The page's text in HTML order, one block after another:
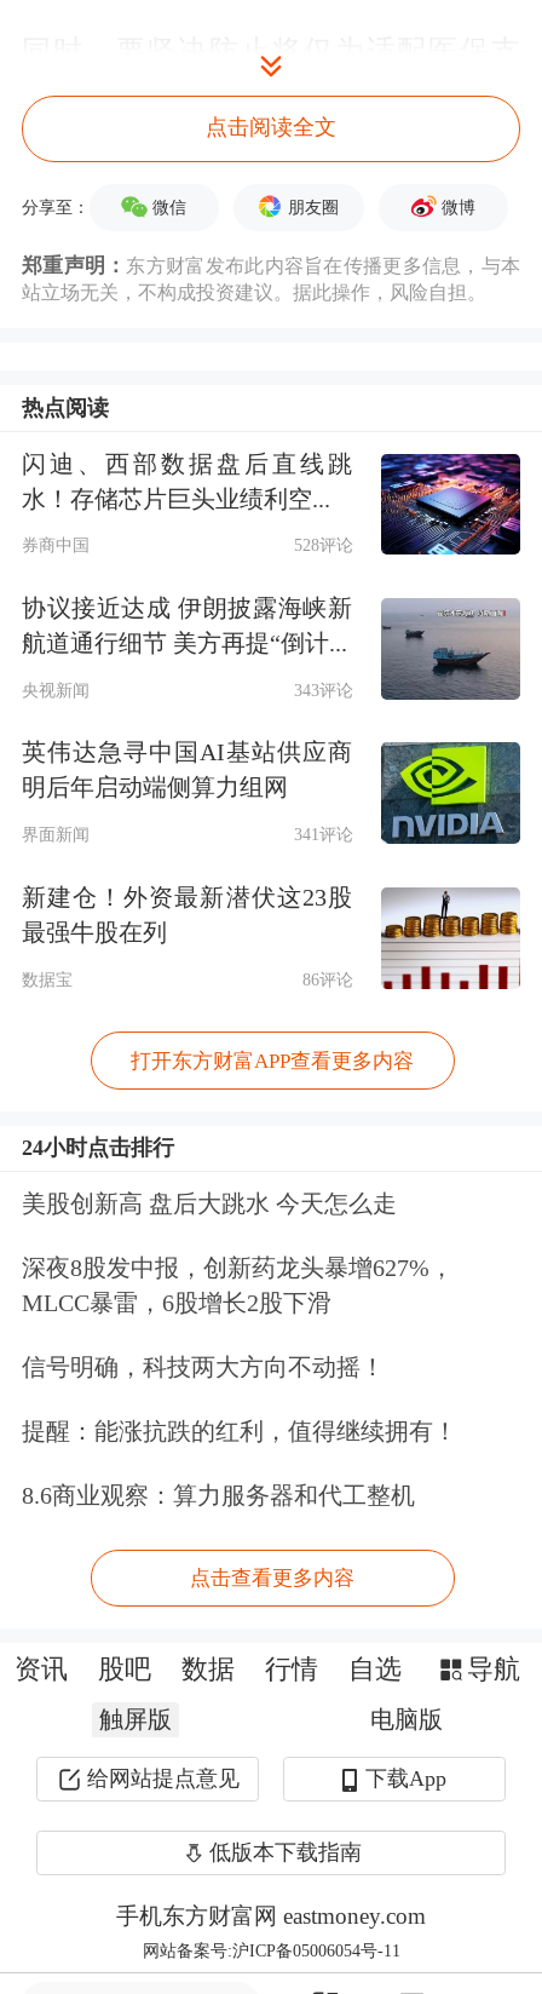
同时，要坚决防止将仅为适配医保支
付、无实际医疗价值或实际医疗价值较
低的“马甲产品”纳入白名单。各地制定
白名单时要充分听取行业主管部门以及
定点零售药店、参保人的意见并根据群
众需求和医药技术发展动态调整。
点零售药店的支付范围将按“白名单”管
理，名单内的可以支付；名单外的，则
不予支付。要求列入白名单的应是经药
售药店销售，并且与治疗密切相关、医
疗属性强、价格适宜的药品、医疗器械
同时，明确指出保健品、日常生活用
品、家具洁具、
家用电器
等非医疗用
品，牙膏牙刷牙线、面膜化妆品、隐形
眼镜、按摩设备、智能通讯计时设备以
及用于体育健身、养生保健等生活功能
为主、医疗附加值较低的器械耗材不得
纳入白名单。
奥优国际董事长张玥表示，此次《通
知》是医保基金监管从“事后查
处”向“事前规范”转变的标志性举措，
核心是回归“保基本”定位，开正门、堵
偏门，既守住基金安全底线，又充分保
中国医疗保险研究会公立医院医保管理
人账户起源于1998年职工医疗保险改
务费用、自主开展健康管理。然而，部
分地区因管理缺位异化为“消费账户”。
本次个人账户新政，从过去《中华人民
共和国社会保险法》“不予报销”的黑名
单制，转为“仅限报销”的白名单制。有
助于提高全国不同医保统筹区的公平
性。
点击阅读全文
分享至： 微信 朋友圈 微博
郑重声明： 东方财富发布此内容旨在传播更多信息，与本
站立场无关，不构成投资建议。据此操作，风险自担。
热点阅读
闪迪、西部数据盘后直线跳
水！存储芯片巨头业绩利空...
券商中国 528评论
协议接近达成 伊朗披露海峡新
航道通行细节 美方再提“倒计...
央视新闻 343评论
英伟达急寻中国AI基站供应商
明后年启动端侧算力组网
界面新闻 341评论
新建仓！外资最新潜伏这23股
最强牛股在列
数据宝 86评论
打开东方财富APP查看更多内容
24小时点击排行
美股创新高 盘后大跳水 今天怎么走
深夜8股发中报，创新药龙头暴增627%，
MLCC暴雷，6股增长2股下滑
信号明确，科技两大方向不动摇！
提醒：能涨抗跌的红利，值得继续拥有！
8.6商业观察：算力服务器和代工整机
点击查看更多内容
资讯 股吧 数据 行情 自选 导航
触屏版 电脑版
给网站提点意见 下载App
低版本下载指南
手机东方财富网 eastmoney.com
网站备案号:沪ICP备05006054号-11